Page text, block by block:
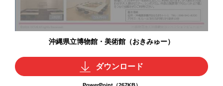
沖縄県立博物館・美術館（おきみゅー）
ダウンロード